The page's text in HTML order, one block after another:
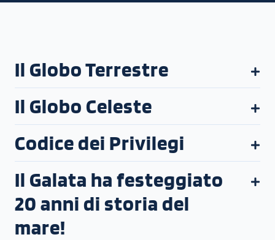
Servizi Educativi
Media
Contattaci
Il Globo Terrestre
Il Globo Celeste
Codice dei Privilegi
Il Galata ha festeggiato
20 anni di storia del
mare!